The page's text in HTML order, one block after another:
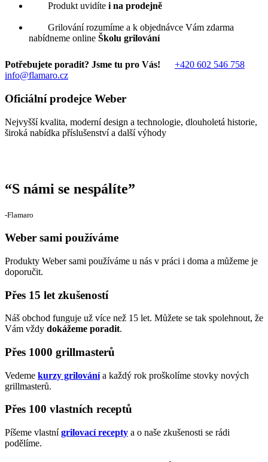
Produkt uvidíte i na prodejně
Grilování rozumíme a k objednávce Vám zdarma
nabídneme online Školu grilování
Potřebujete poradit? Jsme tu pro Vás!
+420 602 546 758
info@flamaro.cz
Oficiální prodejce Weber
Nejvyšší kvalita, moderní design a technologie, dlouholetá historie,
široká nabídka příslušenství a další výhody
“S námi se nespálíte”
‐Flamaro
Weber sami používáme
Produkty Weber sami používáme u nás v práci i doma a můžeme je
doporučit.
Přes 15 let zkušeností
Náš obchod funguje už více než 15 let. Můžete se tak spolehnout, že
Vám vždy dokážeme poradit.
Přes 1000 grillmasterů
Vedeme kurzy grilovánía každý rok proškolíme stovky nových
grillmasterů.
Přes 100 vlastních receptů
Píšeme vlastnígrilovací recepty a o naše zkušenosti se rádi
podělíme.